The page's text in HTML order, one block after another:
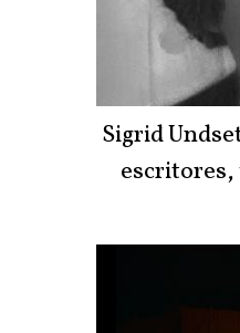
Sigrid
escritores,